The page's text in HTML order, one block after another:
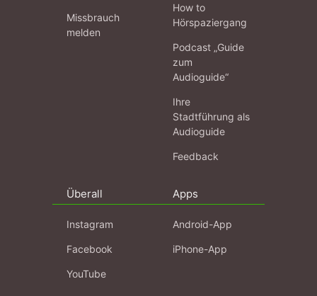
Missbrauch
melden
How to
Hörspaziergang
Podcast „Guide
zum
Audioguide“
Ihre
Stadtführung als
Audioguide
Feedback
Überall
Instagram
Facebook
YouTube
Apps
Android-App
iPhone-App